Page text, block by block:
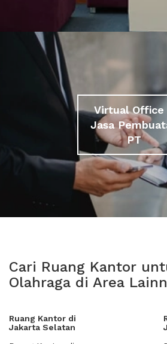
Virtual Office
Jasa
PT
Cari Ruang Kantor
Olahraga di Area
Ruang Kantor di
Jakarta Selatan